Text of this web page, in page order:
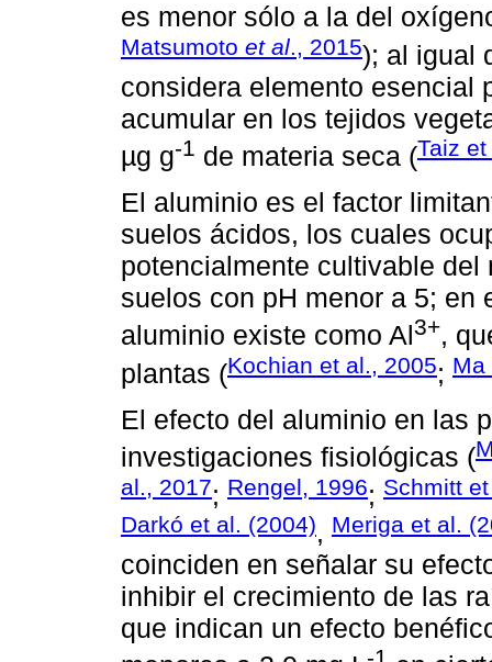
es menor sólo a la del
Matsumoto et al., 2015); al igual
considera elemento esencial
acumular en los tejidos
µg g-1 de materia seca (Taiz
El aluminio es el factor
suelos ácidos, los cuales
potencialmente cultivable
suelos con pH menor a 5; en
aluminio existe como Al3+,
plantas (Kochian et al., 2005; Ma
El efecto del aluminio en las
investigaciones fisiológicas (
al., 2017; Rengel, 1996; Schmitt
Darkó et al. (2004), Meriga et al.
coinciden en señalar su
inhibir el crecimiento de las
que indican un efecto